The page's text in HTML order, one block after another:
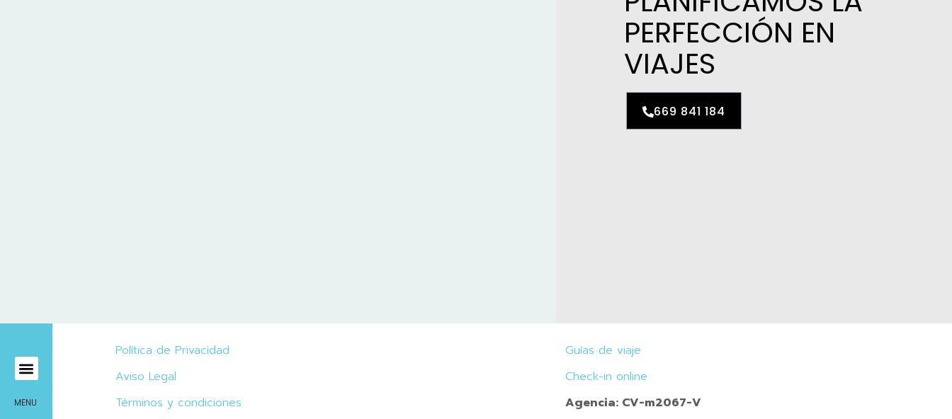
PERFECCIÓN EN
VIAJES
669 841 184
MENU
Política de Privacidad
Aviso Legal
Términos y condiciones
Guías de viaje
Check-in online
Agencia: CV-m2067-V